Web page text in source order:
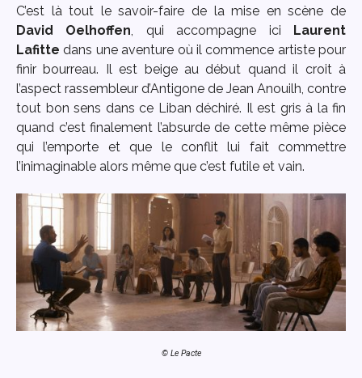
C’est là tout le savoir-faire de la mise en scène de
David Oelhoffen , qui accompagne ici Laurent
Lafitte dans une aventure où il commence artiste pour
finir bourreau. Il est beige au début quand il croit à
l’aspect rassembleur d’Antigone de Jean Anouilh, contre
tout bon sens dans ce Liban déchiré. Il est gris à la fin
quand c’est finalement l’absurde de cette même pièce
qui l’emporte et que le conflit lui fait commettre
l’inimaginable alors même que c’est futile et vain.
© Le Pacte